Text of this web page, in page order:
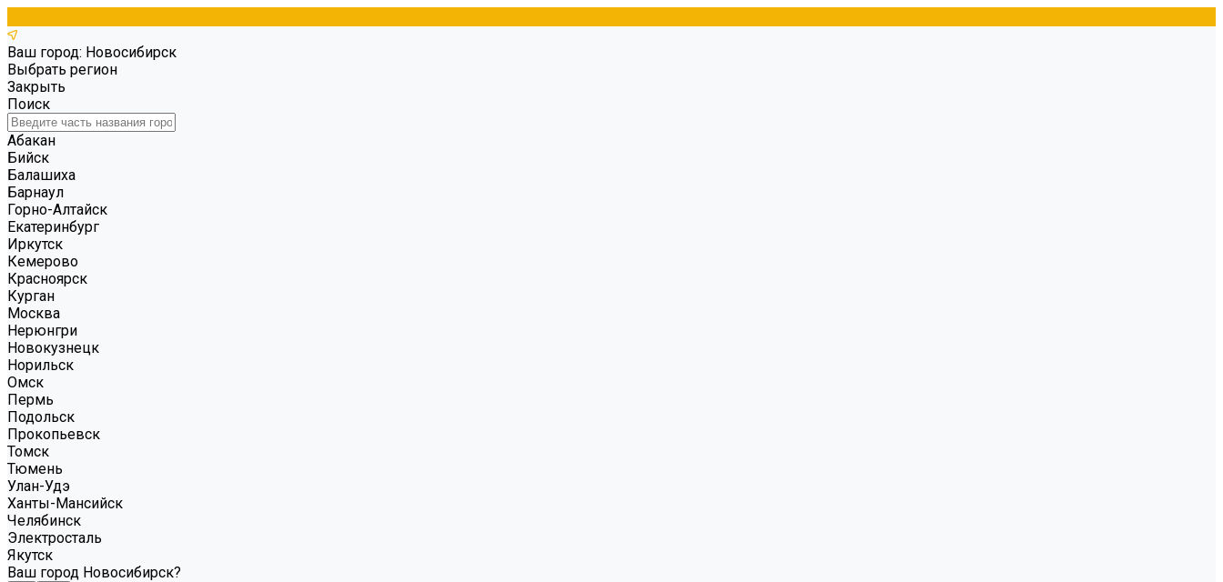
Ваш город: Новосибирск
Выбрать регион
Закрыть
Поиск
Абакан
Бийск
Балашиха
Барнаул
Горно-Алтайск
Екатеринбург
Иркутск
Кемерово
Красноярск
Курган
Москва
Нерюнгри
Новокузнецк
Норильск
Омск
Пермь
Подольск
Прокопьевск
Томск
Тюмень
Улан-Удэ
Ханты-Мансийск
Челябинск
Электросталь
Якутск
Ваш город Новосибирск?